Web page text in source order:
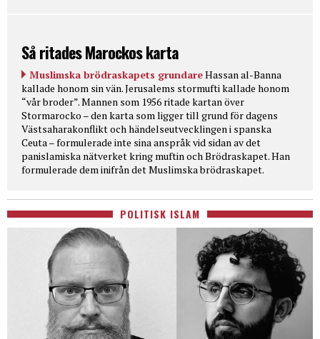
Så ritades Marockos karta
Muslimska brödraskapets grundareHassan al-Banna
kallade honom sin vän. Jerusalems stormufti kallade honom
“vår broder”. Mannen som 1956 ritade kartan över
Stormarocko – den karta som ligger till grund för dagens
Västsaharakonflikt och händelseutvecklingen i spanska
Ceuta – formulerade inte sina anspråk vid sidan av det
panislamiska nätverket kring muftin och Brödraskapet. Han
formulerade dem inifrån det Muslimska brödraskapet.
POLITISK ISLAM